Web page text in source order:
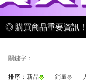
◎ 購買商品重要資訊！
關鍵字：
排序： 新品 銷量